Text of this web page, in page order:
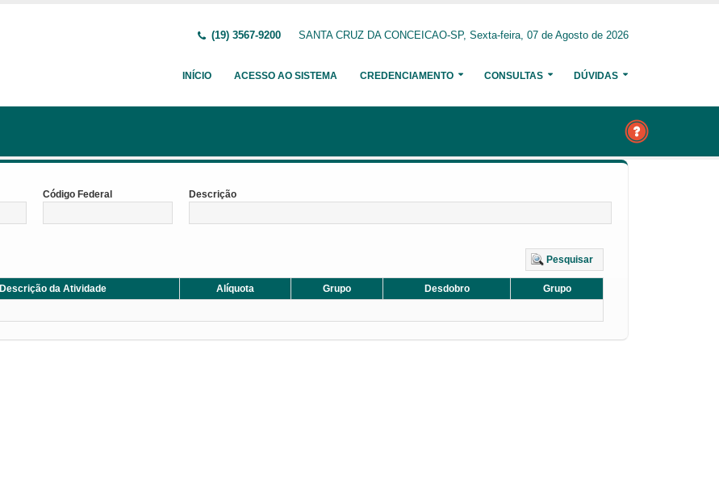
(19) 3567-9200 SANTA CRUZ DA CONCEICAO-SP, Sexta-feira, 07 de Agosto de 2026
INÍCIO ACESSO AO SISTEMA CREDENCIAMENTO CONSULTAS DÚVIDAS
Código Federal Descrição
Pesquisar
Descrição da Atividade Alíquota Grupo Desdobro
Grupo